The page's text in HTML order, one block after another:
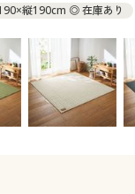
縦190cm ◎ 在庫あり